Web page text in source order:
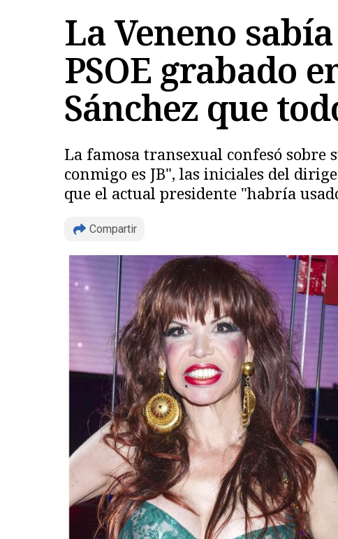
La Veneno
PSOE grabado
Sánchez que
La famosa transexual confesó sobre
conmigo es JB", las iniciales del
que el actual presidente "habría
Compartir